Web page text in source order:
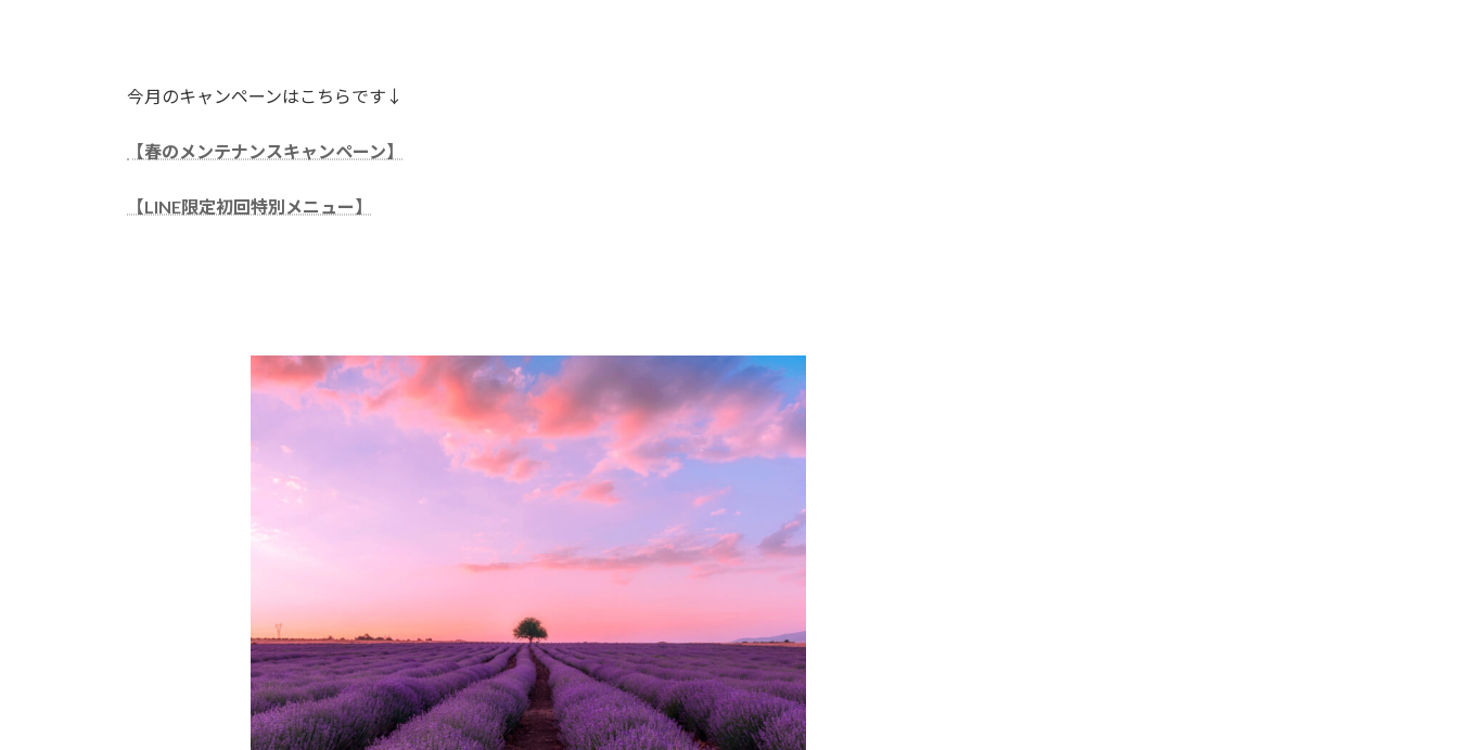
今月のキャンペーンはこちらです↓
【春のメンテナンスキャンペーン】
【LINE限定初回特別メニュー】